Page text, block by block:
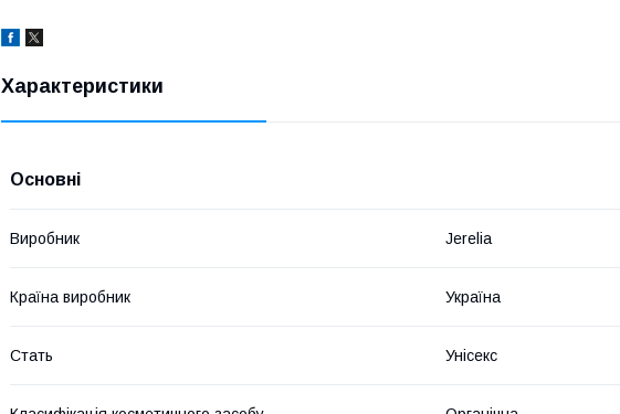
Характеристики
Основні
Виробник Jerelia
Країна виробник Україна
Стать Унісекс